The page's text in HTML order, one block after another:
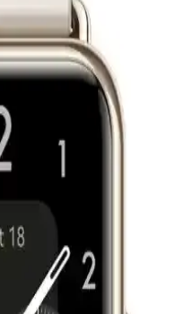
Teknolojiler: Akıllı
sağlık uygulamaları, fiziksel ve
yaşam kalitesini artırıyor. Bu
alınmasını sağlıyor.
Alternatif Kordon
saat kordonları,
ve tasarımlarla kişisel
Seçenekleri:
Arada